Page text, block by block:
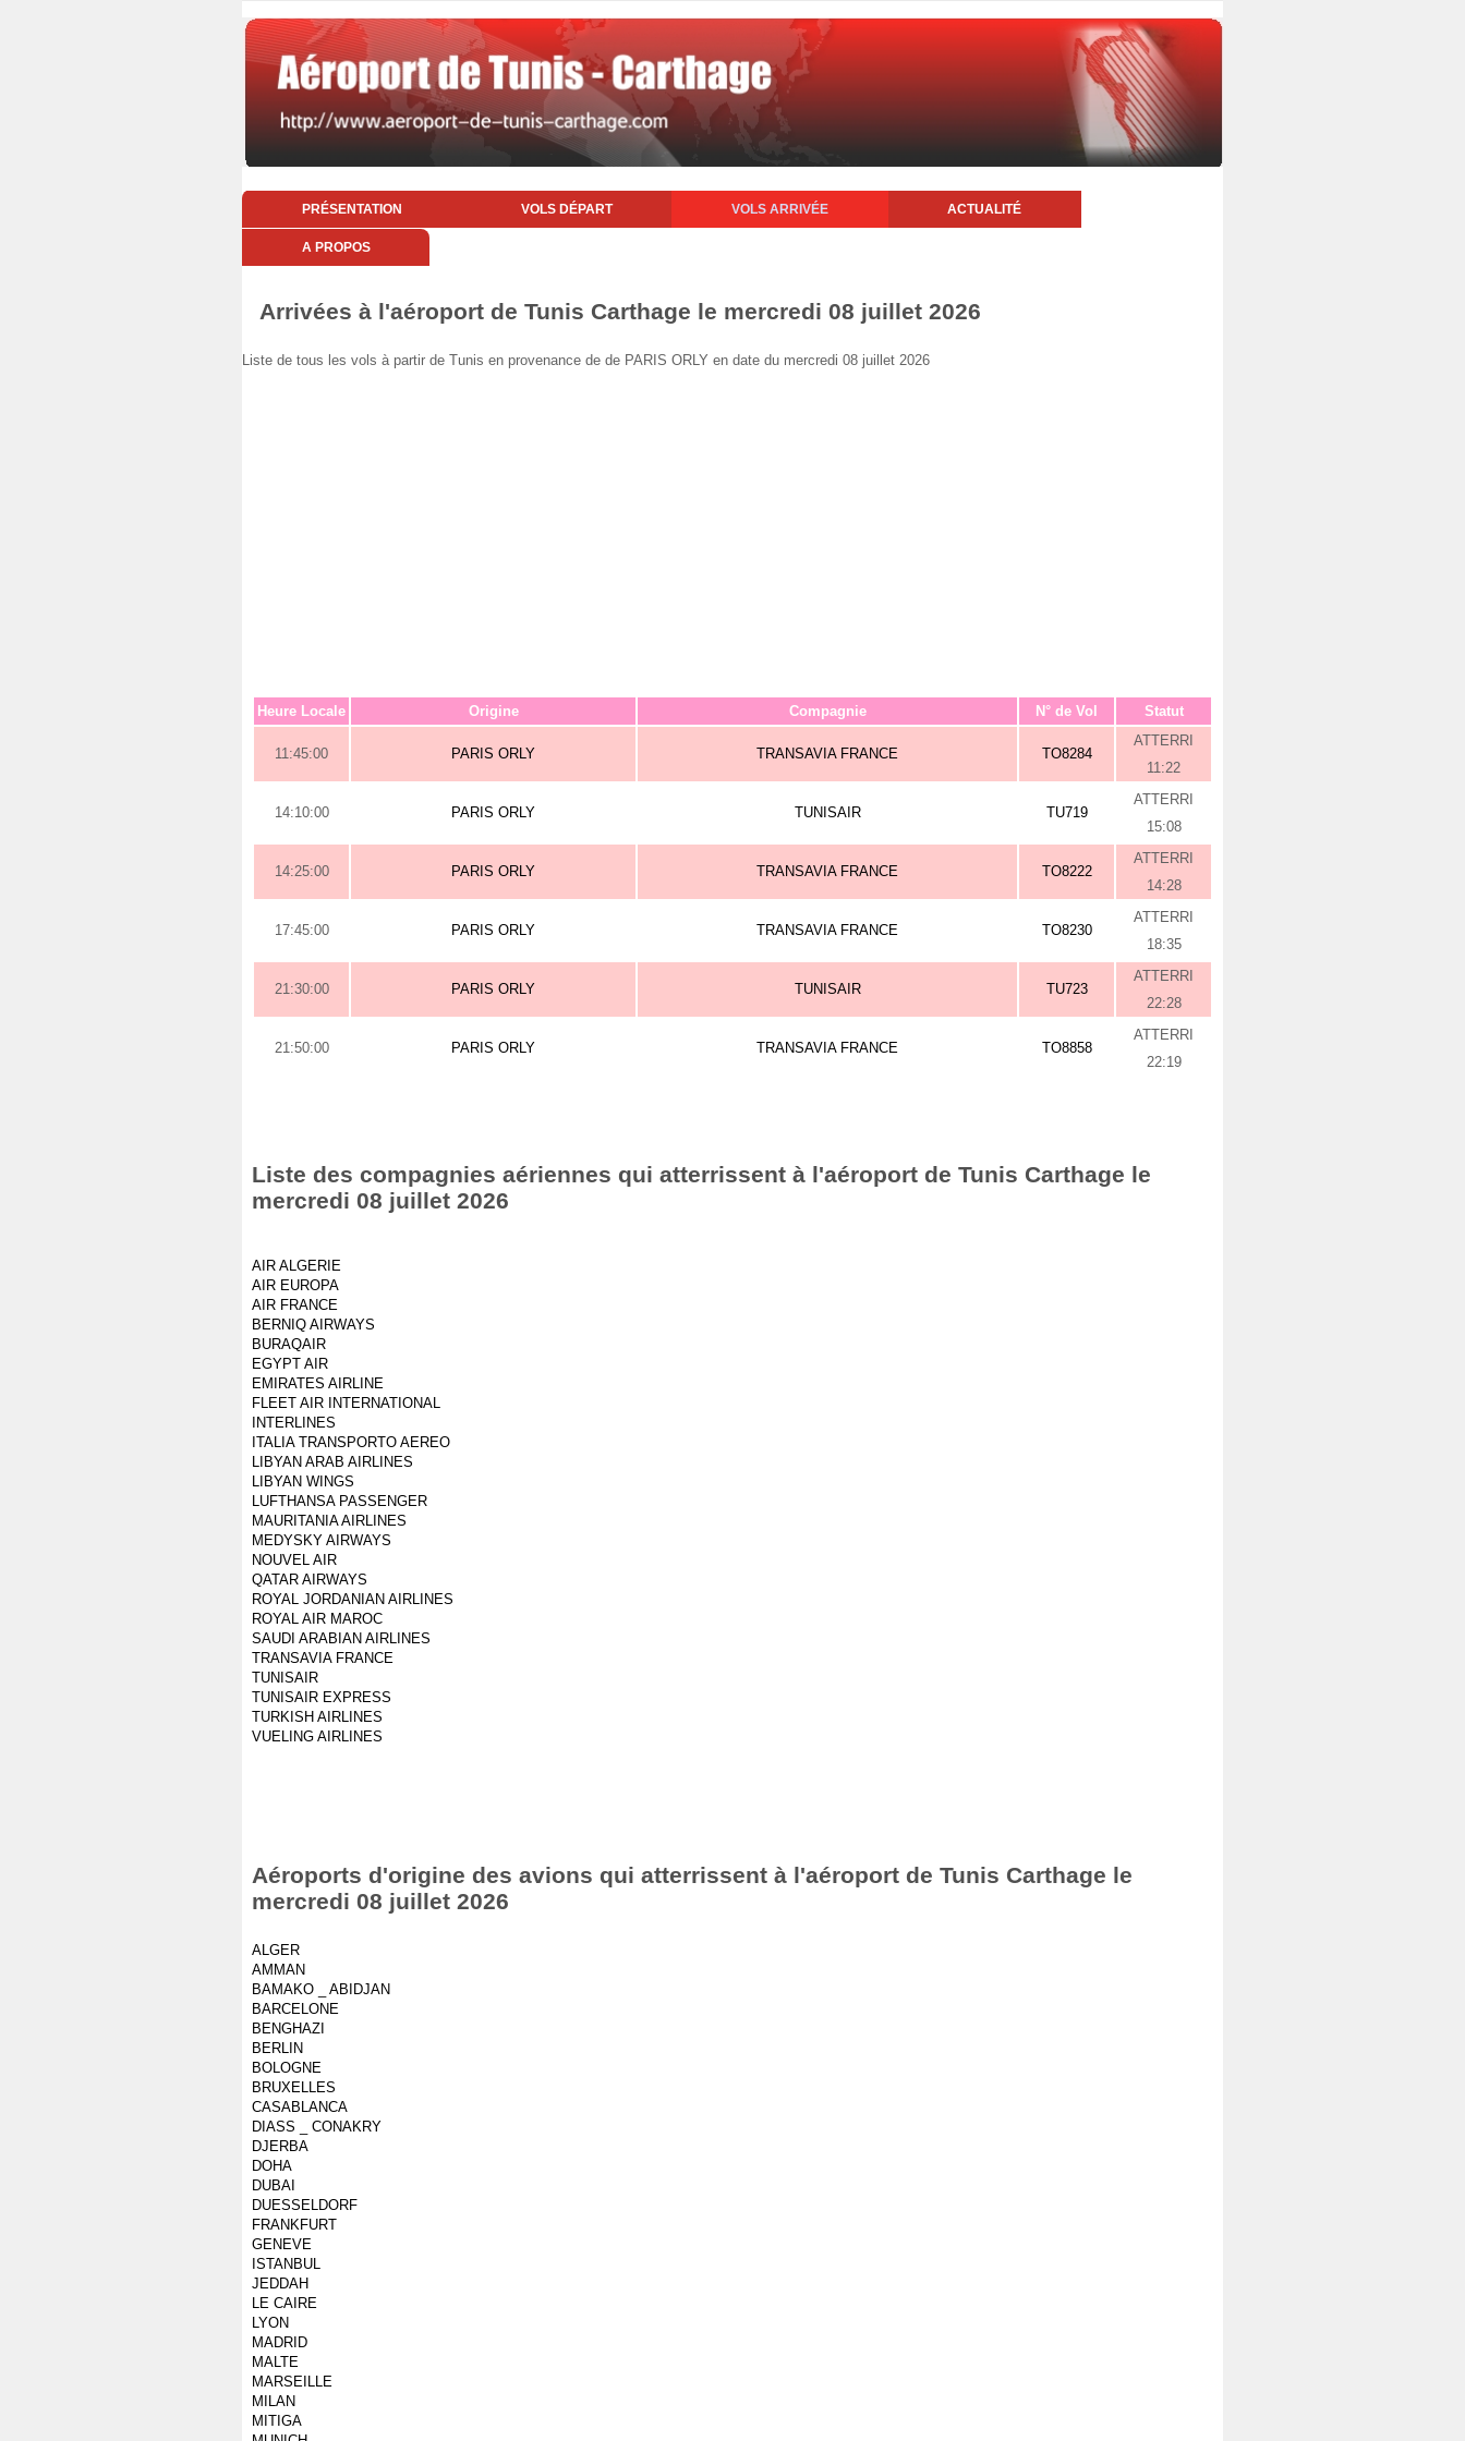
PRÉSENTATION VOLS DÉPART VOLS ARRIVÉE ACTUALITÉ
A PROPOS
Arrivées à l'aéroport de Tunis Carthage le mercredi 08 juillet 2026
Liste de tous les vols à partir de Tunis en provenance de de PARIS ORLY en date du mercredi 08 juillet 2026
Heure Locale Origine Compagnie N° de Vol Statut
11:45:00 PARIS ORLY TRANSAVIA FRANCE TO8284
ATTERRI
11:22
14:10:00 PARIS ORLY TUNISAIR TU719
ATTERRI
15:08
14:25:00 PARIS ORLY TRANSAVIA FRANCE TO8222
ATTERRI
14:28
17:45:00 PARIS ORLY TRANSAVIA FRANCE TO8230
ATTERRI
18:35
21:30:00 PARIS ORLY TUNISAIR TU723
ATTERRI
22:28
21:50:00 PARIS ORLY TRANSAVIA FRANCE TO8858
ATTERRI
22:19
Liste des compagnies aériennes qui atterrissent à l'aéroport de Tunis Carthage le
mercredi 08 juillet 2026
AIR ALGERIE
AIR EUROPA
AIR FRANCE
BERNIQ AIRWAYS
BURAQAIR
EGYPT AIR
EMIRATES AIRLINE
FLEET AIR INTERNATIONAL
INTERLINES
ITALIA TRANSPORTO AEREO
LIBYAN ARAB AIRLINES
LIBYAN WINGS
LUFTHANSA PASSENGER
MAURITANIA AIRLINES
MEDYSKY AIRWAYS
NOUVEL AIR
QATAR AIRWAYS
ROYAL JORDANIAN AIRLINES
ROYAL AIR MAROC
SAUDI ARABIAN AIRLINES
TRANSAVIA FRANCE
TUNISAIR
TUNISAIR EXPRESS
TURKISH AIRLINES
VUELING AIRLINES
Aéroports d'origine des avions qui atterrissent à l'aéroport de Tunis Carthage le
mercredi 08 juillet 2026
ALGER
AMMAN
BAMAKO _ ABIDJAN
BARCELONE
BENGHAZI
BERLIN
BOLOGNE
BRUXELLES
CASABLANCA
DIASS _ CONAKRY
DJERBA
DOHA
DUBAI
DUESSELDORF
FRANKFURT
GENEVE
ISTANBUL
JEDDAH
LE CAIRE
LYON
MADRID
MALTE
MARSEILLE
MILAN
MITIGA